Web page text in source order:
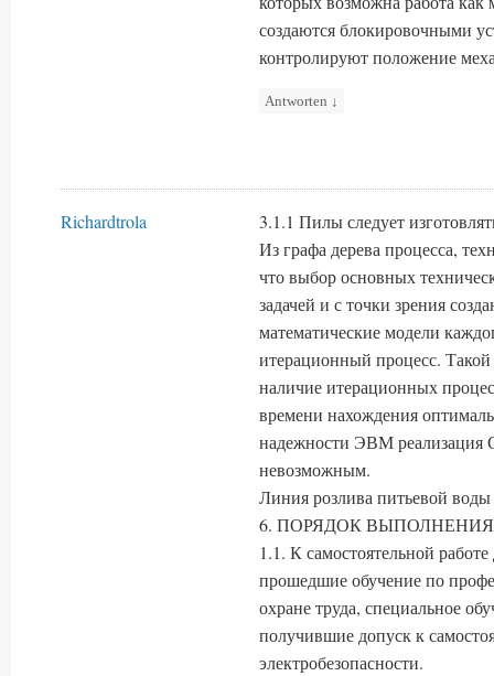
создаются блокировочными
контролируют положение
Antworten ↓
Richardtrola
3.1.1 Пилы следует
Из графа дерева процесса,
что выбор основных
задачей и с точки зрения
математические модели
итерационный процесс. Такой
наличие итерационных
времени нахождения
надежности ЭВМ реализация
невозможным.
Линия розлива питьевой
6. ПОРЯДОК
1.1. К самостоятельной
прошедшие обучение по
охране труда, специальное
получившие допуск к
электробезопасности.